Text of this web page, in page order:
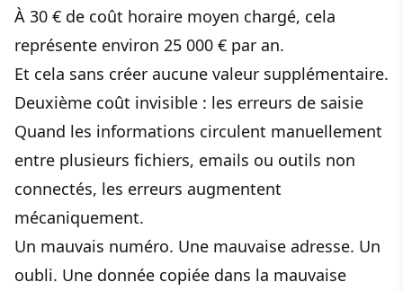
À 30 € de coût horaire moyen chargé, cela
représente environ 25 000 € par an.
Et cela sans créer aucune valeur supplémentaire.
Deuxième coût invisible : les erreurs de saisie
Quand les informations circulent manuellement
entre plusieurs fichiers, emails ou outils non
connectés, les erreurs augmentent
mécaniquement.
Un mauvais numéro. Une mauvaise adresse. Un
oubli. Une donnée copiée dans la mauvaise